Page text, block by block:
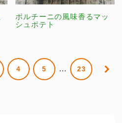
ポルチーニの風味香るマッ
シュポテト
4 5 … 23